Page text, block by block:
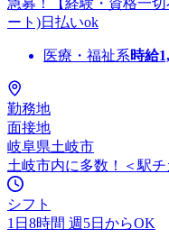
ート)日払いok
医療・福祉系時給
勤務地
面接地
岐阜県土岐市
土岐市内に多数！＜駅
シフト
1日8時間 週5日からOK